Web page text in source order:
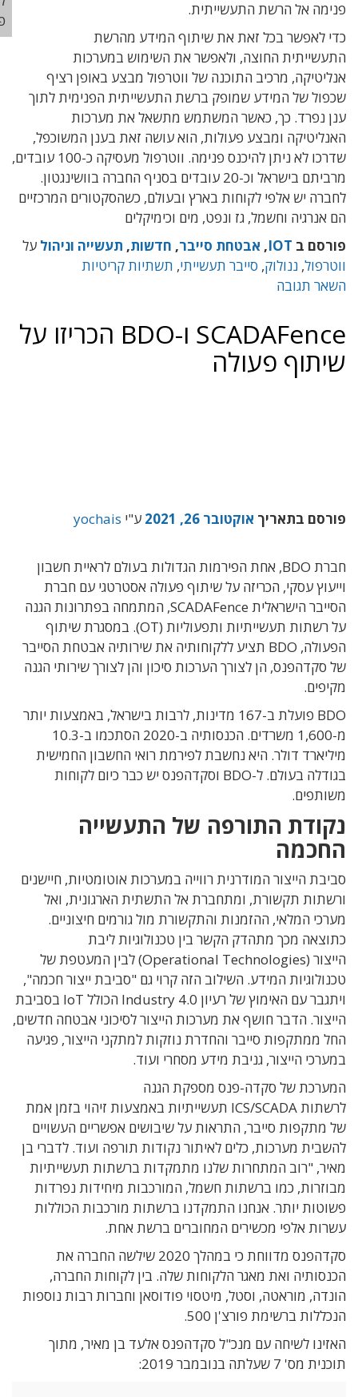
אל הרשת התעשייתית.
פרנקל
לאפשר בכל זאת את שיתוף המידע מהרשת
החוצה, ולאפשר את השימוש במערכות
מרכיב התוכנה של ווטרפול מבצע באופן רציף
של המידע שמופק ברשת התעשייתית הפנימית לתוך
נפרד. כך, כאשר המשתמש מתשאל את מערכות
ומבצע פעולות, הוא עושה זאת בענן המשוכפל,
שדרכו לא ניתן להיכנס פנימה. ווטרפול מעסיקה כ-100 עובדים,
מרביתם בישראל וכ-20 עובדים בסניף החברה בוושינגטון.
יש אלפי לקוחות בארץ ובעולם, כשהסקטורים המרכזיים
וחשמל, גז ונפט, מים וכימיקלים
בIOT
,אבטחת סייבר,חדשות,תעשייה וניהול על
,ננולוק,סייבר תעשייתי,תשתיות קריטיות
תגובה
SCADAFence ו-BDO הכריזו על
פעולה
בתאריךאוקטובר 26, 2021 ע"יyochais
חברת BDO, אחת הפירמות הגדולות בעולם לראיית חשבון
עסקי, הכריזה על שיתוף פעולה אסטרטגי עם חברת
הסייבר הישראלית SCADAFence, המתמחה בפתרונות הגנה
על רשתות תעשייתיות ותפעוליות (OT). במסגרת שיתוף
הפעולה, BDO תציע ללקוחותיה את שירותיה אבטחת הסייבר
הן לצורך הערכות סיכון והן לצורך שירותי הגנה
BDO פועלת ב-167 מדינות, לרבות בישראל, באמצעות יותר
מ-1,600 משרדים. הכנסותיה ב-2020 הסתכמו ב-10.3
דולר. היא נחשבת לפירמת רואי החשבון החמישית
בגודלה בעולם. ל-BDO וסקדהפנס יש כבר כיום לקוחות
התורפה של התעשייה
הייצור המודרנית רווייה במערכות אוטומטיות, חיישנים
תקשורת, ומתחברת אל התשתית הארגונית, ואל
המלאי, ההזמנות והתקשורת מול גורמים חיצוניים.
מכך מתהדק הקשר בין טכנולוגיות ליבת
(Operational Technologies)לבין המעטפת של
המידע. השילוב הזה קרוי גם "סביבת ייצור חכמה",
עם האימוץ של רעיון Industry 4.0הכוללIoTבסביבת
הדברחושף את מערכות הייצור לסיכוני אבטחה חדשים,
ממתקפות סייבר והחדרת נוזקות למתקני הייצור, פגיעה
הייצור, גניבת מידע מסחרי ועוד.
של סקדה-פנס מספקת הגנה
ICS/SCADAתעשייתיות באמצעות זיהוי בזמן אמת
סייבר, התראות על שיבושים אפשריים העשויים
מערכות, כלים לאיתור נקודות תורפה ועוד. לדבריבן
"רוב המתחרות שלנו מתמקדות ברשתות תעשייתיות
כמו ברשתות חשמל, המורכבות מיחידות נפרדות
יותר. אנחנו התמקדנו ברשתות מורכבות הכוללות
אלפי מכשירים המחוברים ברשת אחת.
סקדהפנס מדווחת כי במהלך 2020 שילשה החברה את
ואת מאגר הלקוחות שלה. בין לקוחות החברה,
מוראטה, וסטל, מיטסוי פודוסאן וחברות רבות נוספות
ברשימת פורצ'ן 500.
לשיחה עם מנכ"ל סקדהפנס אלעד בן מאיר, מתוך
7 שעלתה בנובמבר 2019: